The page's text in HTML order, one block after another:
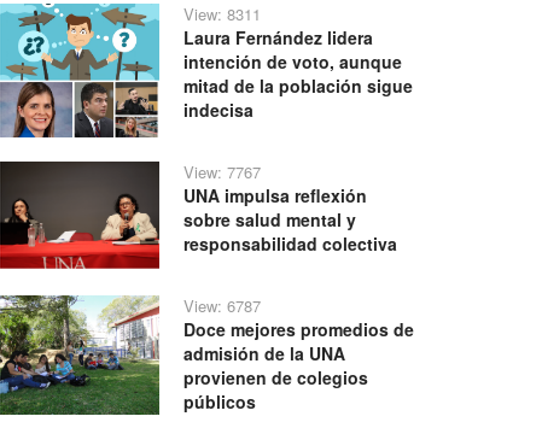
View: 8311
Laura Fernández lidera
intención de voto, aunque
mitad de la población sigue
indecisa
View: 7767
UNA impulsa reflexión
sobre salud mental y
responsabilidad colectiva
View: 6787
Doce mejores promedios de
admisión de la UNA
provienen de colegios
públicos